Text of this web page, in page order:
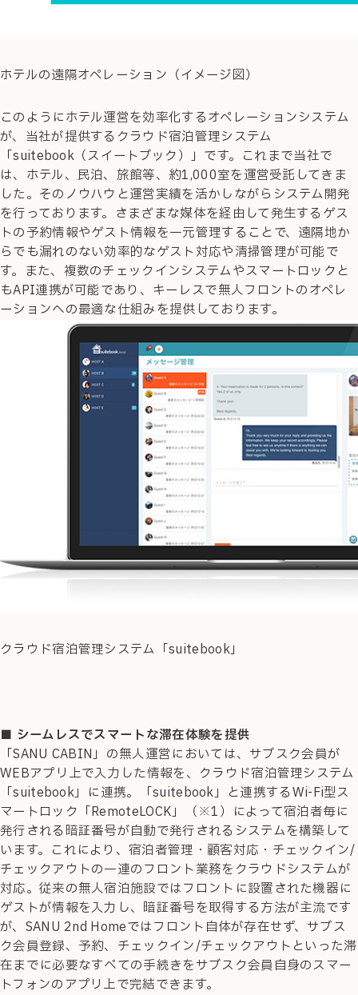
ホテルの遠隔オペレーション（イメージ図）
このようにホテル運営を効率化するオペレーションシステム
が、当社が提供するクラウド宿泊管理システム
「suitebook（スイートブック）」です。これまで当社で
は、ホテル、民泊、旅館等、約1,000室を運営受託してきま
した。そのノウハウと運営実績を活かしながらシステム開発
を行っております。さまざまな媒体を経由して発生するゲス
トの予約情報やゲスト情報を一元管理することで、遠隔地か
らでも漏れのない効率的なゲスト対応や清掃管理が可能で
す。また、複数のチェックインシステムやスマートロックと
もAPI連携が可能であり、キーレスで無人フロントのオペレ
ーションへの最適な仕組みを提供しております。
クラウド宿泊管理システム「suitebook」
■ シームレスでスマートな滞在体験を提供
「SANU CABIN」の無人運営においては、サブスク会員が
WEBアプリ上で入力した情報を、クラウド宿泊管理システム
「suitebook」に連携。「suitebook」と連携するWi-Fi型ス
マートロック「RemoteLOCK」（※1）によって宿泊者毎に
発行される暗証番号が自動で発行されるシステムを構築して
います。これにより、宿泊者管理・顧客対応・チェックイン/
チェックアウトの一連のフロント業務をクラウドシステムが
対応。従来の無人宿泊施設ではフロントに設置された機器に
ゲストが情報を入力し、暗証番号を取得する方法が主流です
が、SANU 2nd Homeではフロント自体が存在せず、サブス
ク会員登録、予約、チェックイン/チェックアウトといった滞
在までに必要なすべての手続きをサブスク会員自身のスマー
トフォンのアプリ上で完結できます。